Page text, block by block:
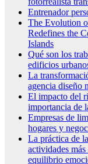
Entrenador
The Evolution
Redefines the
Islands
Qué son los
edificios
La
agencia diseño
El impacto del
importancia de
Empresas de
hogares y
La práctica de
actividades
equilibrio